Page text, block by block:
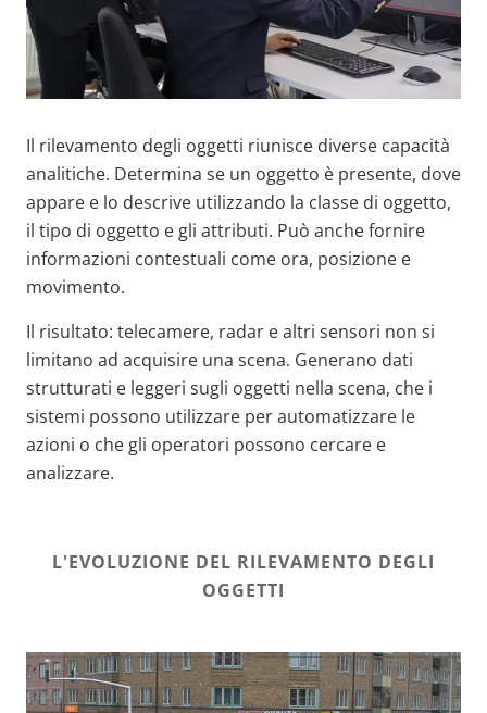
Il rilevamento degli oggetti riunisce diverse capacità
analitiche. Determina se un oggetto è presente, dove
appare e lo descrive utilizzando la classe di oggetto,
il tipo di oggetto e gli attributi. Può anche fornire
informazioni contestuali come ora, posizione e
movimento.
Il risultato: telecamere, radar e altri sensori non si
limitano ad acquisire una scena. Generano dati
strutturati e leggeri sugli oggetti nella scena, che i
sistemi possono utilizzare per automatizzare le
azioni o che gli operatori possono cercare e
analizzare.
L'EVOLUZIONE DEL RILEVAMENTO DEGLI
OGGETTI